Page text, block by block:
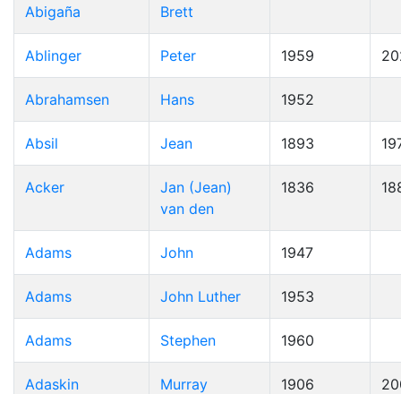
Abigaña Brett
Ablinger Peter 1959
Abrahamsen Hans 1952
Absil Jean 1893
Acker
Jan (Jean)
van den
1836
Adams John 1947
Adams John Luther 1953
Adams Stephen 1960
Adaskin Murray 1906